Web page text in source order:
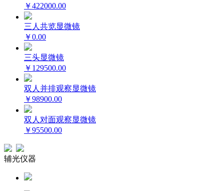
￥422000.00
三人共览显微镜
￥0.00
三头显微镜
￥129500.00
双人并排观察显微镜
￥98900.00
双人对面观察显微镜
￥95500.00
辅光仪器